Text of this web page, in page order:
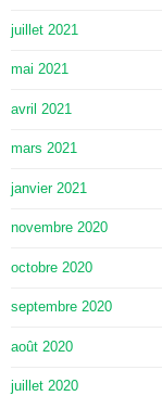
juillet 2021
mai 2021
avril 2021
mars 2021
janvier 2021
novembre 2020
octobre 2020
septembre 2020
août 2020
juillet 2020